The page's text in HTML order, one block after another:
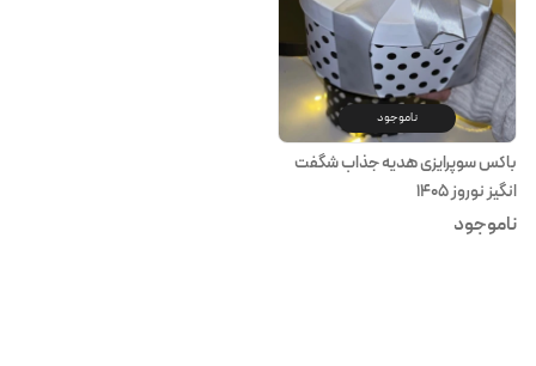
ناموجود
باکس سوپرایزی هدیه جذاب شگفت
انگیز نوروز ۱۴۰۵
ناموجود